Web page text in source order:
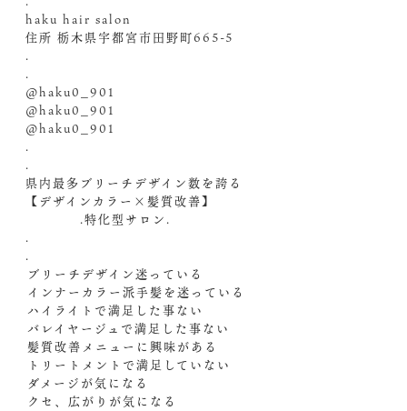
haku hair salon
住所 栃木県宇都宮市田野町665-5
.
.
@haku0_901
@haku0_901
@haku0_901
.
.
県内最多ブリーチデザイン数を誇る
【デザインカラー×髪質改善】
.特化型サロン.
.
.
️ブリーチデザイン迷っている
️インナーカラー派手髪を迷っている
️ハイライトで満足した事ない
️バレイヤージュで満足した事ない
️髪質改善メニューに興味がある
️トリートメントで満足していない
️ダメージが気になる
️クセ、広がりが気になる